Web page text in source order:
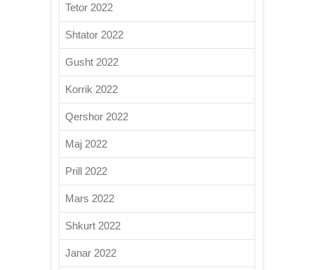
Tetor 2022
Shtator 2022
Gusht 2022
Korrik 2022
Qershor 2022
Maj 2022
Prill 2022
Mars 2022
Shkurt 2022
Janar 2022